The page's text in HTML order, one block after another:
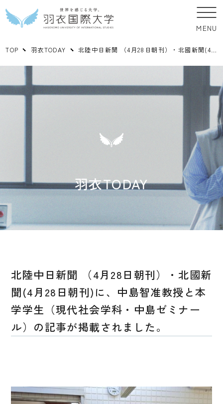
MENU
TOP 羽衣TODAY 北陸中日新聞 （4月28日朝刊）・北國新聞(4月28日朝刊)に、中島智准教授と本学学生（現代社会学科・中島ゼミナール）の記事が掲載されました。
羽衣TODAY
北陸中日新聞 （4月28日朝刊）・北國新
聞(4月28日朝刊)に、中島智准教授と本
学学生（現代社会学科・中島ゼミナー
ル）の記事が掲載されました。